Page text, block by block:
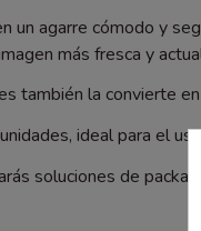
un agarre cómodo y
más fresca y
también la convierte
ideal para el
soluciones de